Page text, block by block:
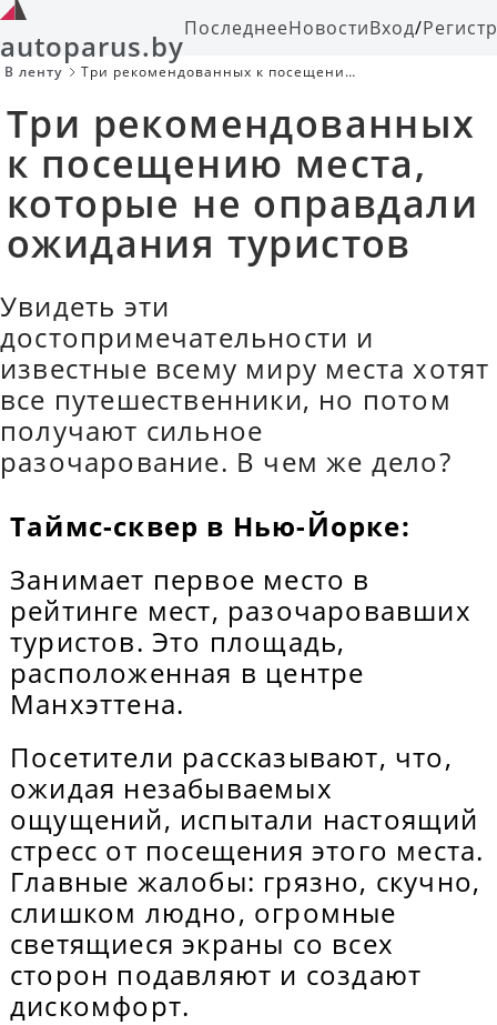
autoparus.byПоследнееНовостиВход/
В ленту
Три рекомендованных к посещению
Три рекомендованных
к посещению места,
которые не оправдали
ожидания туристов
Увидеть эти
достопримечательности и
известные всему миру места хотят
все путешественники, но потом
получают сильное
разочарование. В чем же дело?
Таймс-сквер в Нью-Йорке:
Занимает первое место в
рейтинге мест, разочаровавших
туристов. Это площадь,
расположенная в центре
Манхэттена.
Посетители рассказывают, что,
ожидая незабываемых
ощущений, испытали настоящий
стресс от посещения этого места.
Главные жалобы: грязно, скучно,
слишком людно, огромные
светящиеся экраны со всех
сторон подавляют и создают
дискомфорт.